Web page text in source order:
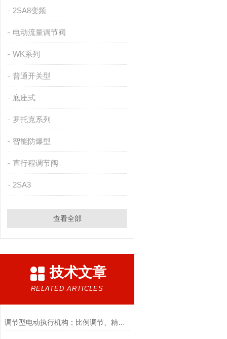
2SA8变频
电动流量调节阀
WK系列
普通开关型
底座式
罗托克系列
智能防爆型
直行程调节阀
2SA3
查看全部
技术文章
RELATED ARTICLES
调节型电动执行机构：比例调节、精度控制要点